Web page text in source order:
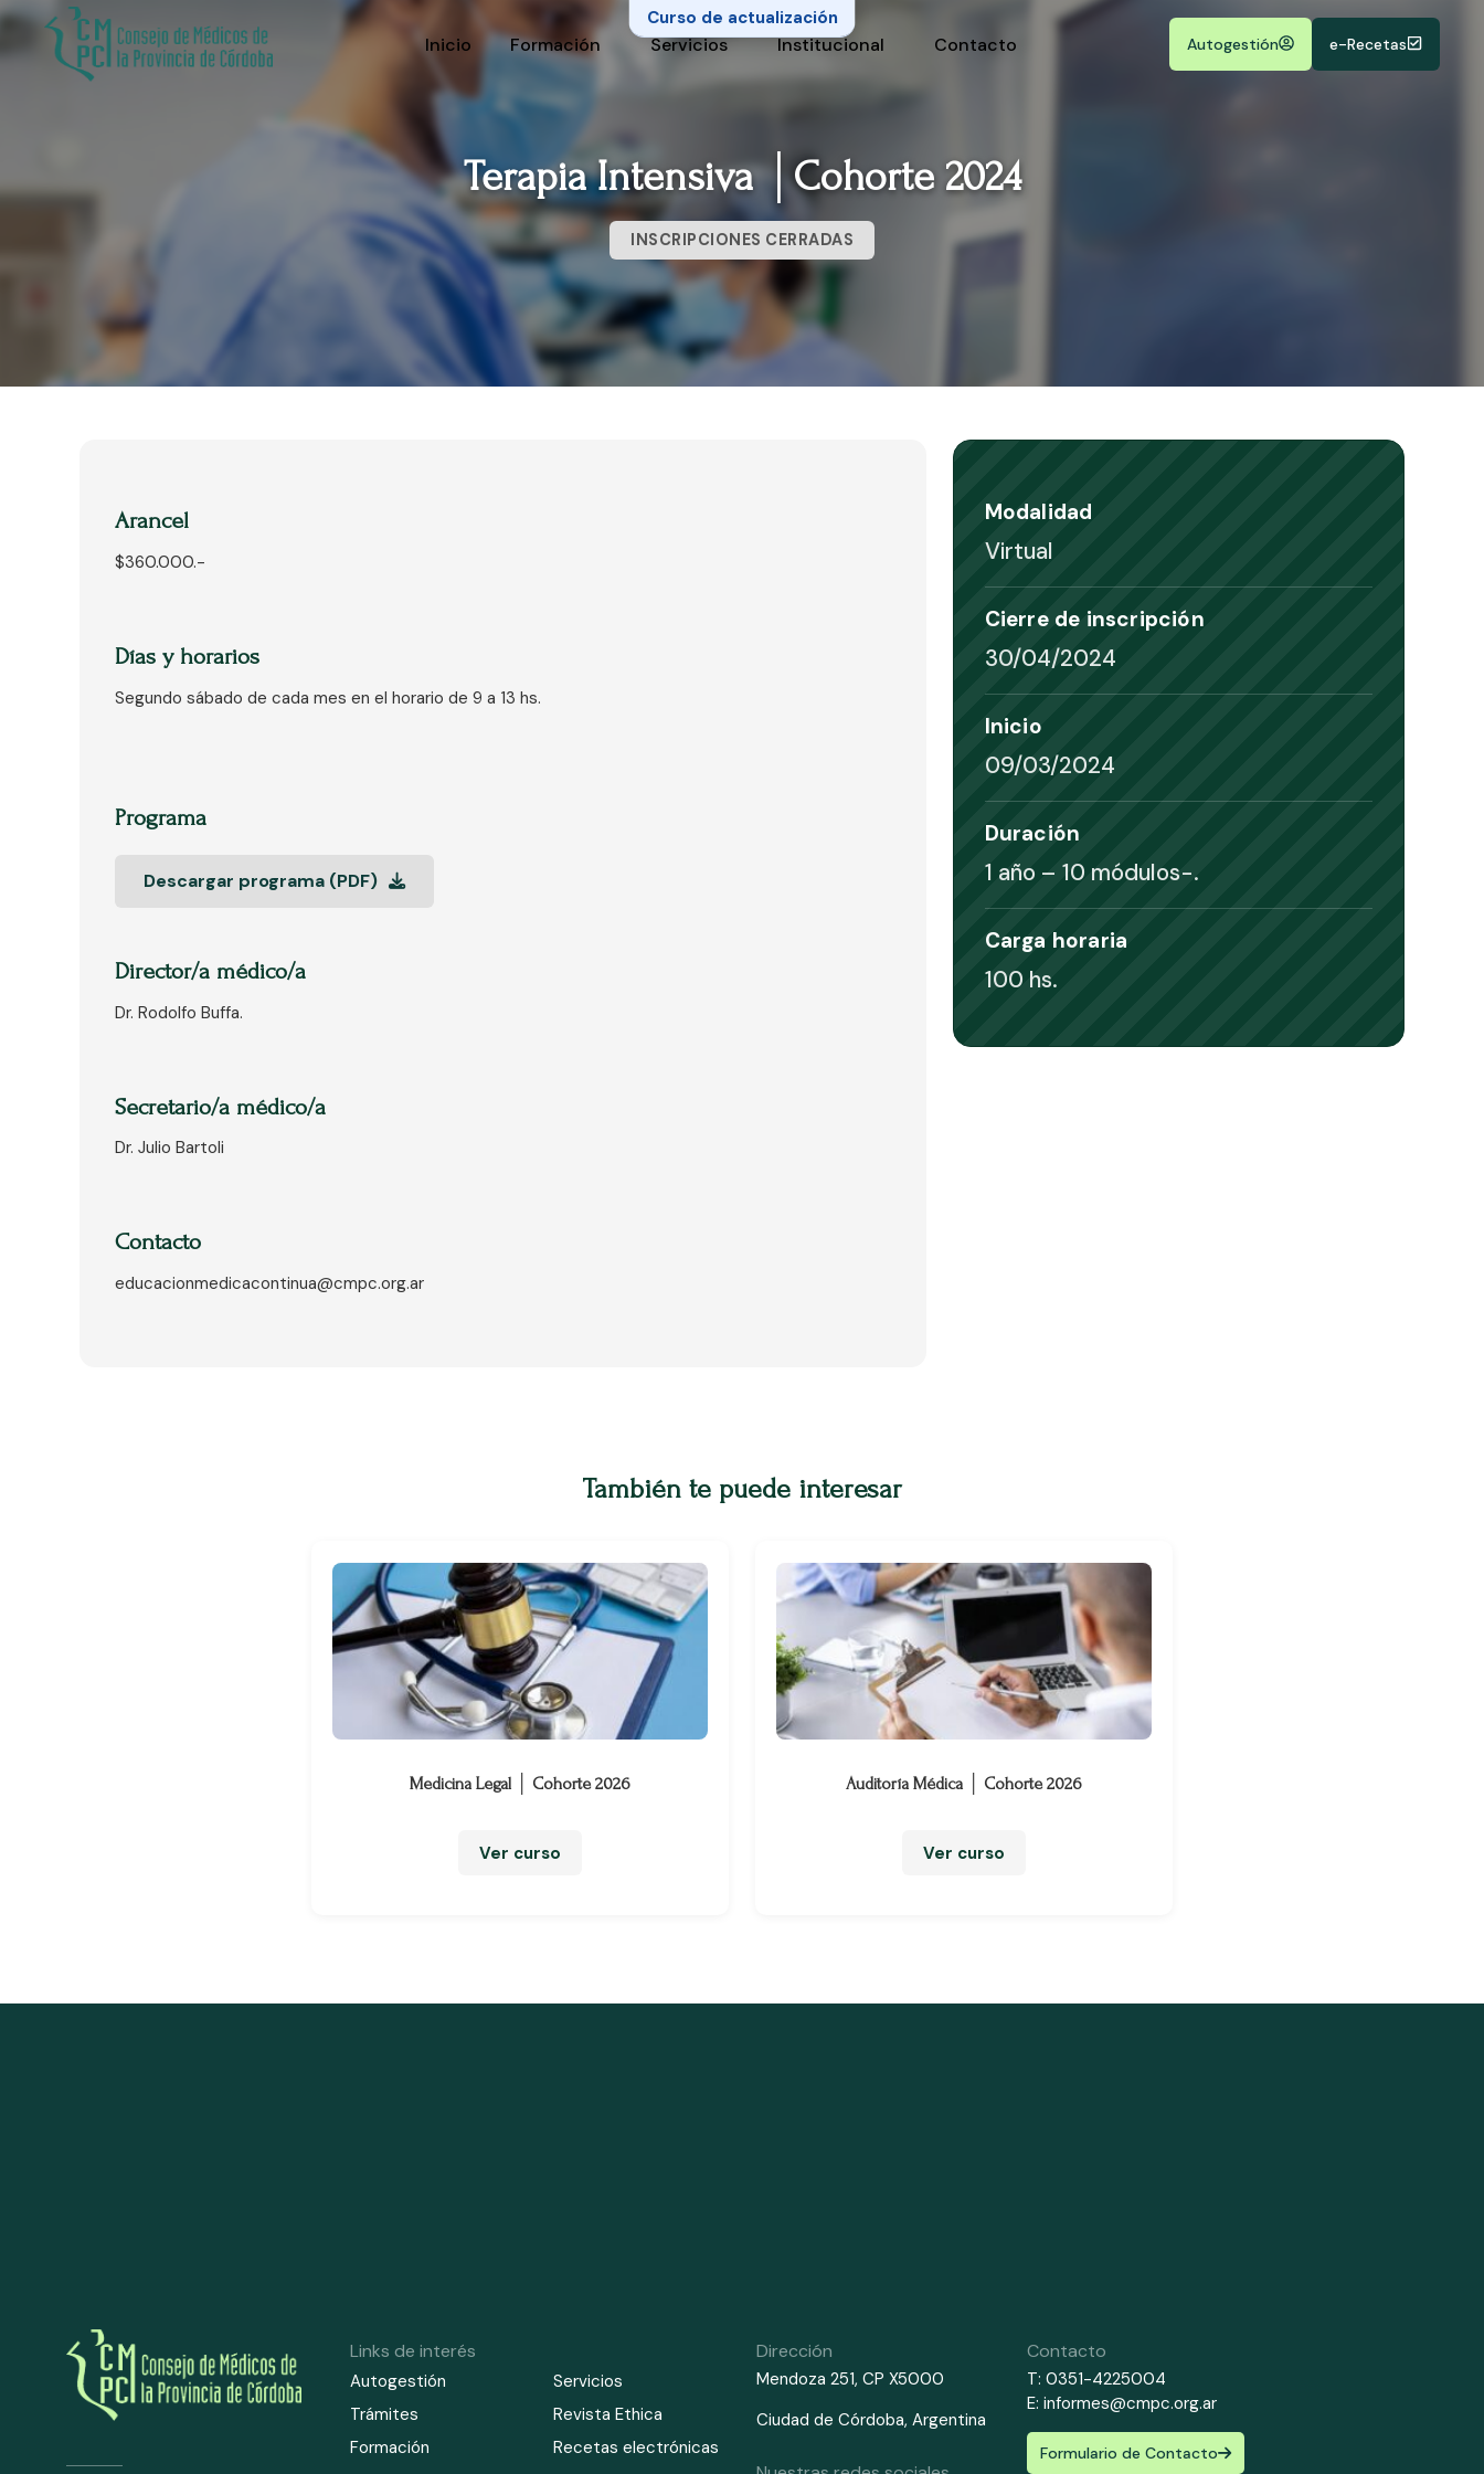
Inicio Formación Servicios Institucional Contacto Autogestión e-Recetas
Curso de actualización
Terapia Intensiva │Cohorte 2024
INSCRIPCIONES CERRADAS
Arancel
$360.000.-
Días y horarios
Segundo sábado de cada mes en el horario de 9 a 13 hs.
Programa
Descargar programa (PDF)
Director/a médico/a
Dr. Rodolfo Buffa.
Secretario/a médico/a
Dr. Julio Bartoli
Contacto
educacionmedicacontinua@cmpc.org.ar
Modalidad
Virtual
Cierre de inscripción
30/04/2024
Inicio
09/03/2024
Duración
1 año – 10 módulos-.
Carga horaria
100 hs.
También te puede interesar
Medicina Legal │ Cohorte 2026
Ver curso
Auditoría Médica │ Cohorte 2026
Ver curso
Links de interés
Autogestión
Trámites
Formación
Servicios
Revista Ethica
Recetas electrónicas
Dirección
Mendoza 251, CP X5000
Ciudad de Córdoba, Argentina
Contacto
T: 0351-4225004
E: informes@cmpc.org.ar
Formulario de Contacto